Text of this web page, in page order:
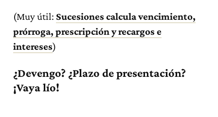
(Muy útil: Sucesiones calcula vencimiento,
prórroga, prescripción y recargos e
intereses)
¿Devengo? ¿Plazo de presentación?
¡Vaya lío!